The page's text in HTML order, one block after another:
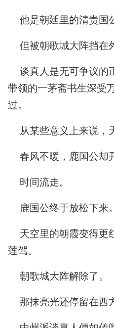
他是朝廷里的清贵国
但被朝歌城大阵挡在
谈真人是无可争议的
带领的一茅斋书生深受
过。
从某些意义上来说，
春风不暖，鹿国公却
时间流走。
鹿国公终于放松下来。
天空里的朝霞变得更
莲驾。
朝歌城大阵解除了。
那抹亮光还停留在西